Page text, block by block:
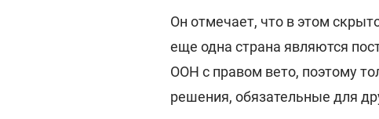
Он отмечает, что в этом
еще одна страна являются
ООН с правом вето, поэтому
решения, обязательные для